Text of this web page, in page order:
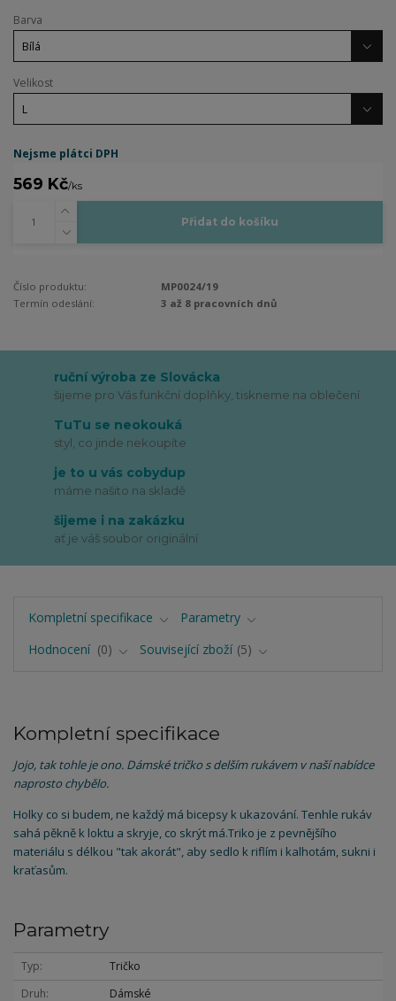
Barva
Velikost
Nejsme plátci DPH
569 Kč/ks
Přidat do košíku
Číslo produktu:
MP0024/19
Termín odeslání:
3 až 8 pracovních dnů
ruční výroba ze Slovácka
šijeme pro Vás funkční doplňky, tiskneme na oblečení
TuTu se neokouká
styl, co jinde nekoupíte
je to u vás cobydup
máme našito na skladě
šijeme i na zakázku
ať je váš soubor originální
Kompletní specifikace
Parametry
Hodnocení
0 Související zboží 5
Kompletní specifikace
Jojo, tak tohle je ono. Dámské tričko s delším rukávem v naší nabídce
naprosto chybělo.
Holky co si budem, ne každý má bicepsy k ukazování. Tenhle rukáv
sahá pěkně k loktu a skryje, co skrýt má.Triko je z pevnějšího
materiálu s délkou "tak akorát", aby sedlo k riflím i kalhotám, sukni i
kraťasům.
Parametry
Typ
Tričko
Druh
Dámské